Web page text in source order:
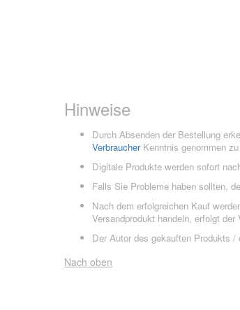
Hinweise
Durch Absenden der Bestellung
VerbraucherKenntnis genommen zu
Digitale Produkte werden sofort
Falls Sie Probleme haben sollten,
Nach dem erfolgreichen Kauf
Versandprodukt handeln, erfolgt
Der Autor des gekauften Produkts
Nach oben